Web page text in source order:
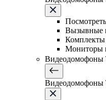
Вызывные
Мониторы
Видеодомофоны
Видеодомофоны